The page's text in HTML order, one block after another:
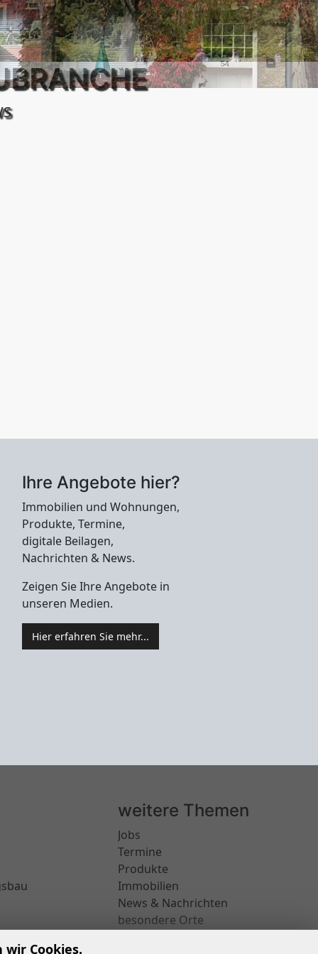
Ihre Angebote hier?
Produkte, Termine,
digitale Beilagen,
Nachrichten & News.
Zeigen Sie Ihre Angebote in
unseren Medien.
Hier erfahren Sie mehr...
weitere Themen
Termine
Immobilien
News & Nachrichten
besondere Orte
Cookies.